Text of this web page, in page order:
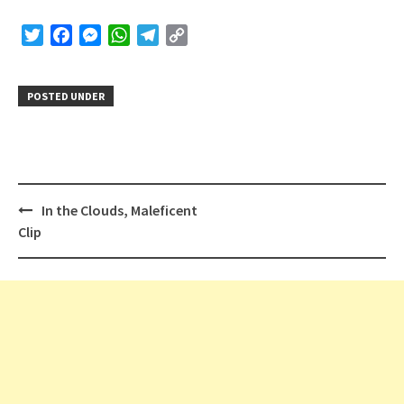
TwitterFacebookMessengerWhatsAppTelegram
POSTED UNDER
Post
navigation
In the Clouds, Maleficent
Clip